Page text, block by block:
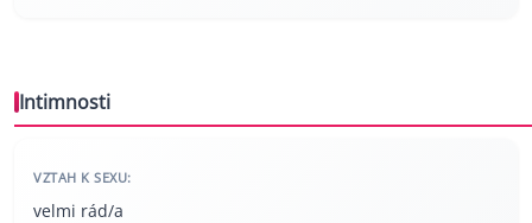
Intimnosti
VZTAH K SEXU:
velmi rád/a